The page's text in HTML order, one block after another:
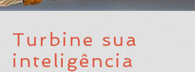
Turbine sua
inteligência